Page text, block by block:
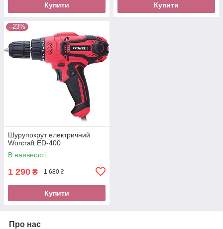
Купити Купити
–23%
Шурупокрут електричний
Worcraft ED-400
В наявності
1 290 ₴ 1 680 ₴
Купити
Про нас